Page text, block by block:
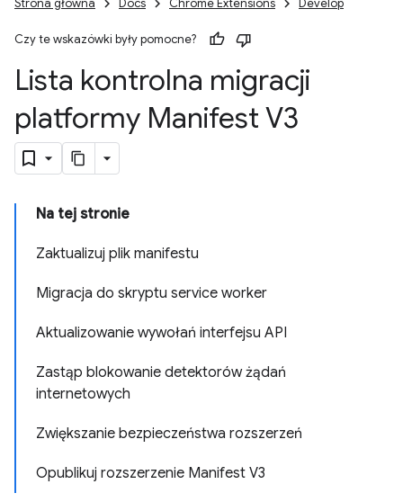
Strona główna Docs Chrome Extensions Develop
Czy te wskazówki były pomocne?
Lista kontrolna migracji
platformy Manifest V3
Na tej stronie
Zaktualizuj plik manifestu
Migracja do skryptu service worker
Aktualizowanie wywołań interfejsu API
Zastąp blokowanie detektorów żądań
internetowych
Zwiększanie bezpieczeństwa rozszerzeń
Opublikuj rozszerzenie Manifest V3